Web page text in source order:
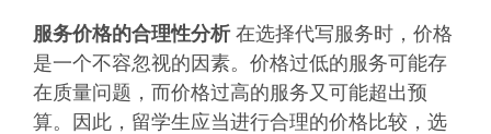
服务价格的合理性分析在选择代写服务时，价格
是一个不容忽视的因素。价格过低的服务可能存
在质量问题，而价格过高的服务又可能超出预
算。因此，留学生应当进行合理的价格比较，选